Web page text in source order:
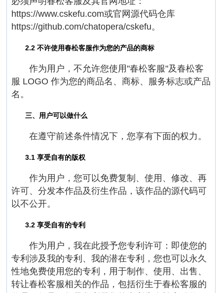
https://www.cskefu.com或官网源代码仓库
https://github.com/chatopera/cskefu。
2.2 不许使用春松客服作为您的产品的商标
作为用户，不允许您使用"春松客服"及春松客
服 LOGO 作为您的商品名、商标、服务标志或产品
名。
三、用户可以做什么
在遵守前述条件情况下，您享有下面的权力。
3.1 享受自有的版权
作为用户，您可以免费复制、使用、修改、再
许可、分发本作品及衍生作品，该作品的源代码可
以不公开。
3.2 享受自有的专利
作为用户，我在此授予您专利许可：即使您的
专利涉及我的专利、我的潜在专利，您也可以永久
性地免费使用您的专利，用于制作、使用、出售、
转让春松客服相关的作品，包括衍生于春松客服的